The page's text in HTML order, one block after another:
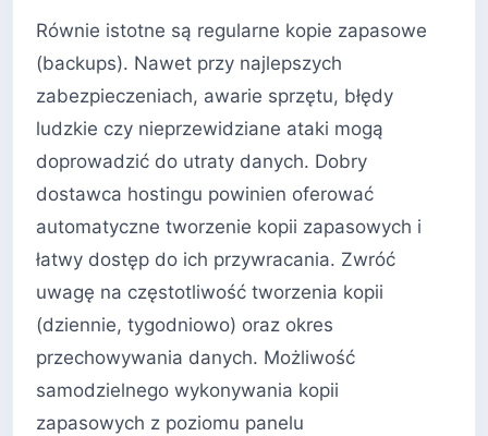
Równie istotne są regularne kopie zapasowe
(backups). Nawet przy najlepszych
zabezpieczeniach, awarie sprzętu, błędy
ludzkie czy nieprzewidziane ataki mogą
doprowadzić do utraty danych. Dobry
dostawca hostingu powinien oferować
automatyczne tworzenie kopii zapasowych i
łatwy dostęp do ich przywracania. Zwróć
uwagę na częstotliwość tworzenia kopii
(dziennie, tygodniowo) oraz okres
przechowywania danych. Możliwość
samodzielnego wykonywania kopii
zapasowych z poziomu panelu